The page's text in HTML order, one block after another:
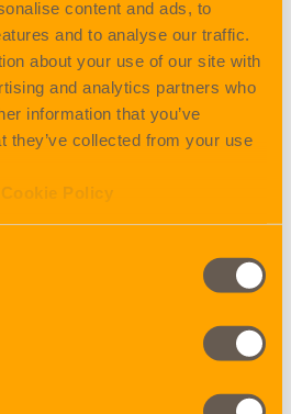
content and ads, to
and to analyse our traffic.
about your use of our site with
and analytics partners who
information that you’ve
they’ve collected from your use
Policy
Tobias
Nordfors
Operations